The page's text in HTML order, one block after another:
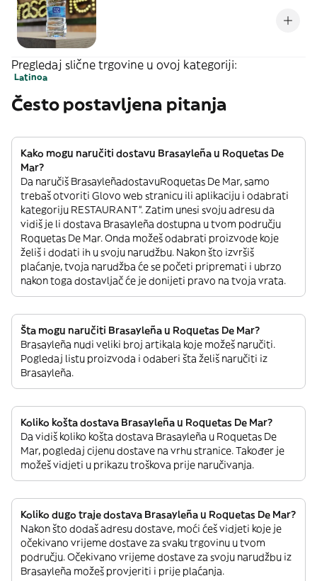
Pregledaj slične trgovine u ovoj kategoriji:
Latinoa
Često postavljena pitanja
Kako mogu naručiti dostavu Brasayleña u Roquetas De
Mar?
Da naručiš BrasayleñadostavuRoquetas De Mar, samo
trebaš otvoriti Glovo web stranicu ili aplikaciju i odabrati
kategoriju RESTAURANT”. Zatim unesi svoju adresu da
vidiš je li dostava Brasayleña dostupna u tvom području
Roquetas De Mar. Onda možeš odabrati proizvode koje
želiš i dodati ih u svoju narudžbu. Nakon što izvršiš
plaćanje, tvoja narudžba će se početi pripremati i ubrzo
nakon toga dostavljač će je donijeti pravo na tvoja vrata.
Šta mogu naručiti Brasayleña u Roquetas De Mar?
Brasayleña nudi veliki broj artikala koje možeš naručiti.
Pogledaj listu proizvoda i odaberi šta želiš naručiti iz
Brasayleña.
Koliko košta dostava Brasayleña u Roquetas De Mar?
Da vidiš koliko košta dostava Brasayleña u Roquetas De
Mar, pogledaj cijenu dostave na vrhu stranice. Također je
možeš vidjeti u prikazu troškova prije naručivanja.
Koliko dugo traje dostava Brasayleña u Roquetas De Mar?
Nakon što dodaš adresu dostave, moći ćeš vidjeti koje je
očekivano vrijeme dostave za svaku trgovinu u tvom
području. Očekivano vrijeme dostave za svoju narudžbu iz
Brasayleña možeš provjeriti i prije plaćanja.